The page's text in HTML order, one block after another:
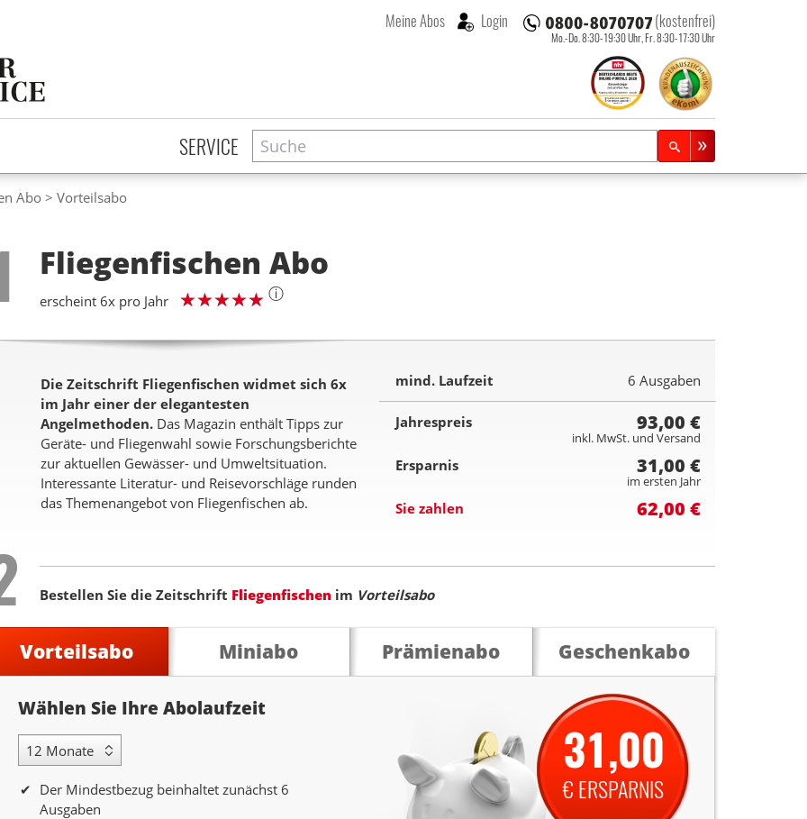
(kostenfrei)
Mo.-Do. 8:30-19:30 Uhr, Fr. 8:30-17:30 Uhr
Meine Abos Login
SERVICE Suche
Zeitschriftensuche
Abo Vorteilsabo
Fliegenfischen Abo
erscheint 6x pro Jahr ⓘ
Die Zeitschrift Fliegenfischen widmet sich 6x
im Jahr einer der elegantesten
Angelmethoden. Das Magazin enthält Tipps zur
Geräte- und Fliegenwahl sowie Forschungsberichte
zur aktuellen Gewässer- und Umweltsituation.
Interessante Literatur- und Reisevorschläge runden
das Themenangebot von Fliegenfischen ab.
mind. Laufzeit 6 Ausgaben
Jahrespreis 93,00 €
inkl. MwSt. und Versand
Ersparnis 31,00 €
im ersten Jahr
Sie zahlen 62,00 €
Bestellen Sie die Zeitschrift Fliegenfischen im Vorteilsabo
Vorteilsabo Miniabo Prämienabo Geschenkabo
Wählen Sie Ihre Abolaufzeit
12 Monate Laufzeit
Der Mindestbezug beinhaltet zunächst 6
Ausgaben
31,00
€ ERSPARNIS